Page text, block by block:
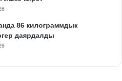
86 килограммдык
даярдалды